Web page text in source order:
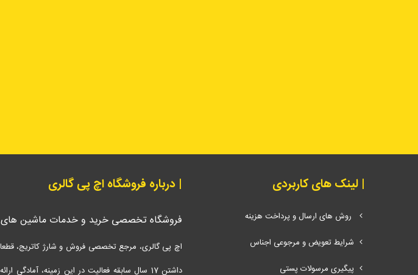
| لینک های کاربردی
روش های ارسال و پرداخت هزینه
شرایط تعویض و مرجوعی اجناس
پیگیری مرسولات پستی
| درباره فروشگاه اچ پی گالری
فروشگاه تخصصی خرید و خدمات ماشین های
اچ پی گالری، مرجع تخصصی فروش و شارژ کاتریج، قطعات
داشتن 17 سال سابقه فعالیت در این زمینه،